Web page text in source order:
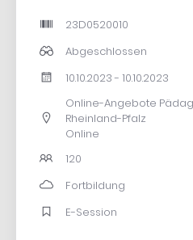
23D0520010
Abgeschlossen
10.10.2023 - 10.10.2023
Online-Angebote
Rheinland-Pfalz
Online
120
Fortbildung
E-Session